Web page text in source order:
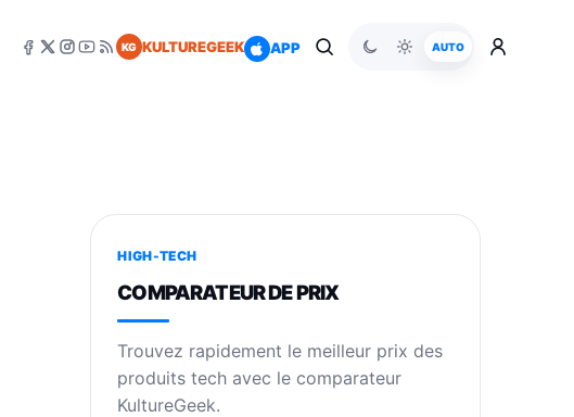
KG KULTUREGEEK APP AUTO
HIGH-TECH
COMPARATEUR DE PRIX
Trouvez rapidement le meilleur prix des
produits tech avec le comparateur
KultureGeek.